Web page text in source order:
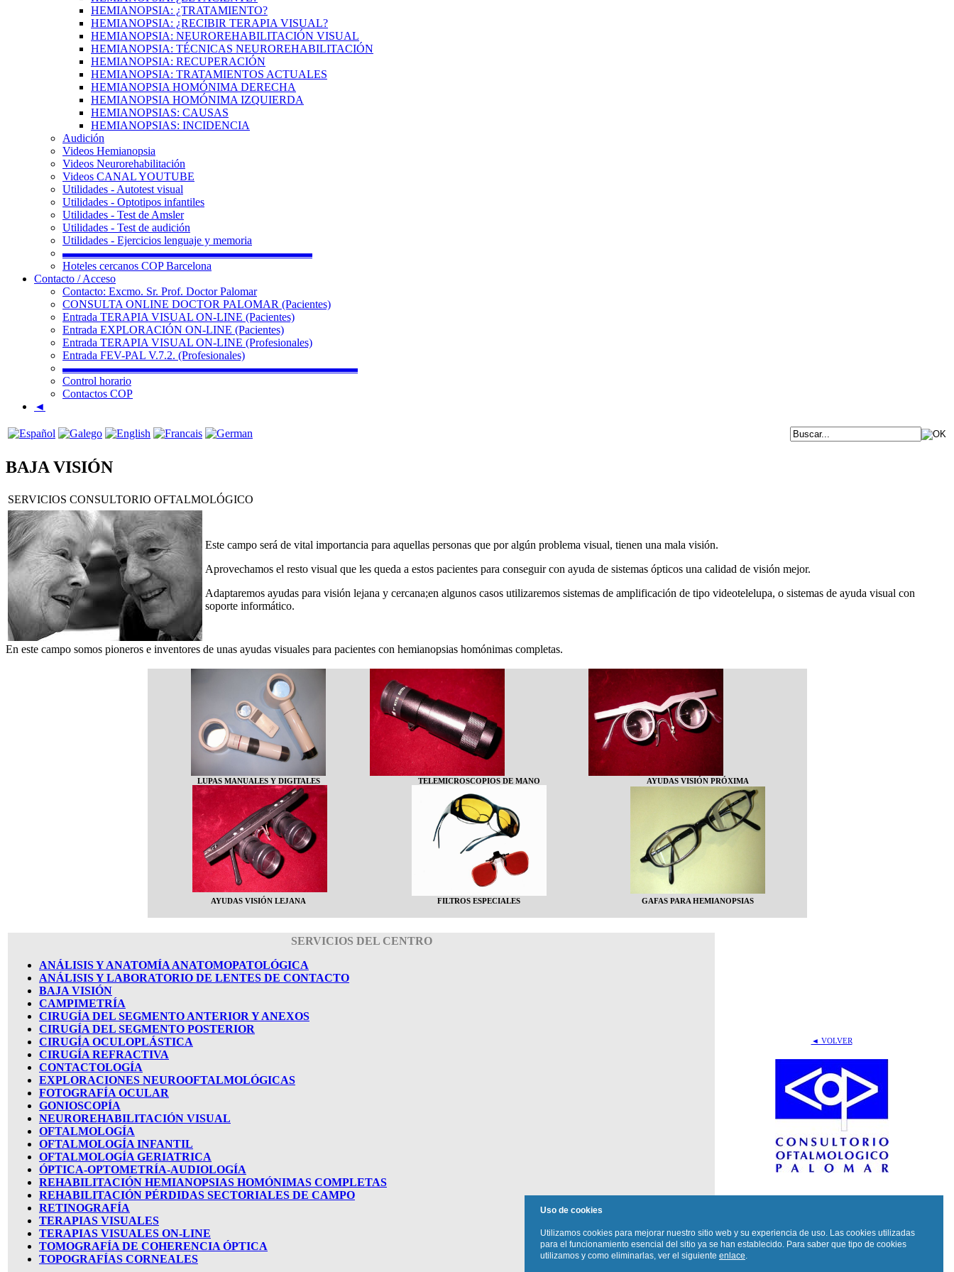
HEMIANOPSIA: ¿TRATAMIENTO?
HEMIANOPSIA: ¿RECIBIR TERAPIA VISUAL?
HEMIANOPSIA: NEUROREHABILITACIÓN VISUAL
HEMIANOPSIA: TÉCNICAS NEUROREHABILITACIÓN
HEMIANOPSIA: RECUPERACIÓN
HEMIANOPSIA: TRATAMIENTOS ACTUALES
HEMIANOPSIA HOMÓNIMA DERECHA
HEMIANOPSIA HOMÓNIMA IZQUIERDA
HEMIANOPSIAS: CAUSAS
HEMIANOPSIAS: INCIDENCIA
Audición
Videos Hemianopsia
Videos Neurorehabilitación
Videos CANAL YOUTUBE
Utilidades - Autotest visual
Utilidades - Optotipos infantiles
Utilidades - Test de Amsler
Utilidades - Test de audición
Utilidades - Ejercicios lenguaje y memoria
▬▬▬▬▬▬▬▬▬▬▬▬▬▬▬▬▬▬▬▬▬▬
Hoteles cercanos COP Barcelona
Contacto / Acceso
Contacto: Excmo. Sr. Prof. Doctor Palomar
CONSULTA ONLINE DOCTOR PALOMAR (Pacientes)
Entrada TERAPIA VISUAL ON-LINE (Pacientes)
Entrada EXPLORACIÓN ON-LINE (Pacientes)
Entrada TERAPIA VISUAL ON-LINE (Profesionales)
Entrada FEV-PAL V.7.2. (Profesionales)
▬▬▬▬▬▬▬▬▬▬▬▬▬▬▬▬▬▬▬▬▬▬▬▬▬▬
Control horario
Contactos COP
◄
BAJA VISIÓN
SERVICIOS CONSULTORIO OFTALMOLÓGICO
Este campo será de vital importancia para aquellas personas que por algún problema visual, tienen una mala visión.
Aprovechamos el resto visual que les queda a estos pacientes para conseguir con ayuda de sistemas ópticos una calidad de visión mejor.
Adaptaremos ayudas para visión lejana y cercana;en algunos casos utilizaremos sistemas de amplificación de tipo videotelelupa, o sistemas de ayuda visual con
soporte informático.
En este campo somos pioneros e inventores de unas ayudas visuales para pacientes con hemianopsias homónimas completas.
LUPAS MANUALES Y DIGITALES TELEMICROSCOPIOS DE MANO AYUDAS VISIÓN PRÓXIMA
AYUDAS VISIÓN LEJANA FILTROS ESPECIALES GAFAS PARA HEMIANOPSIAS
SERVICIOS DEL CENTRO
ANÁLISIS Y ANATOMÍA ANATOMOPATOLÓGICA
ANÁLISIS Y LABORATORIO DE LENTES DE CONTACTO
BAJA VISIÓN
CAMPIMETRÍA
CIRUGÍA DEL SEGMENTO ANTERIOR Y ANEXOS
CIRUGÍA DEL SEGMENTO POSTERIOR
CIRUGÍA OCULOPLÁSTICA
CIRUGÍA REFRACTIVA
CONTACTOLOGÍA
EXPLORACIONES NEUROOFTALMOLÓGICAS
FOTOGRAFÍA OCULAR
GONIOSCOPÍA
NEUROREHABILITACIÓN VISUAL
OFTALMOLOGÍA
OFTALMOLOGÍA INFANTIL
OFTALMOLOGÍA GERIATRICA
ÓPTICA-OPTOMETRÍA-AUDIOLOGÍA
REHABILITACIÓN HEMIANOPSIAS HOMÓNIMAS COMPLETAS
REHABILITACIÓN PÉRDIDAS SECTORIALES DE CAMPO
RETINOGRAFÍA
TERAPIAS VISUALES
TERAPIAS VISUALES ON-LINE
TOMOGRAFÍA DE COHERENCIA ÓPTICA
TOPOGRAFÍAS CORNEALES
◄ VOLVER
Uso de cookies
Utilizamos cookies para mejorar nuestro sitio web y su experiencia de uso. Las cookies utilizadas
para el funcionamiento esencial del sitio ya se han establecido. Para saber que tipo de cookies
utilizamos y como eliminarlas, ver el siguiente enlace.